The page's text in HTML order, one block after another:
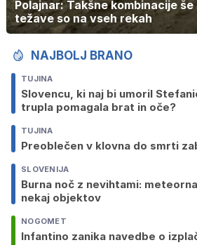
Polajnar: Takšne kombinacije še
težave so na vseh rekah
NAJBOLJ BRANO
TUJINA
Slovencu, ki naj bi umoril
trupla pomagala brat in oče?
TUJINA
Preoblečen v klovna do smrti
SLOVENIJA
Burna noč z nevihtami:
nekaj objektov
NOGOMET
Infantino zanika navedbe o